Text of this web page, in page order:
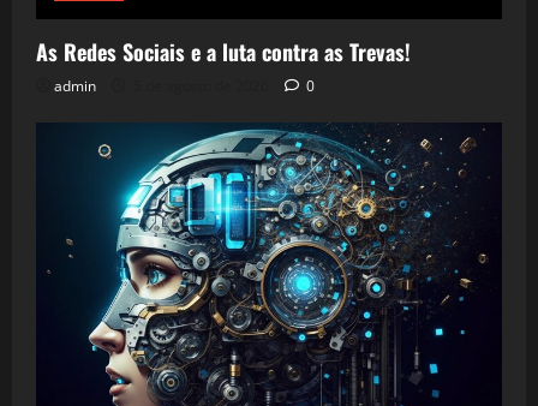
As Redes Sociais e a luta contra as Trevas!
admin 0